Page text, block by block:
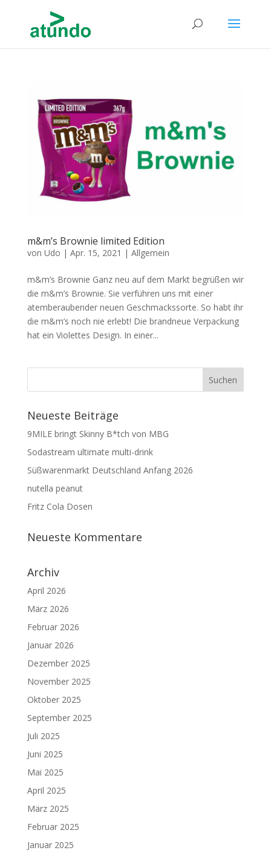
m&m’s Brownie limited Edition
von Udo | Apr. 15, 2021 | Allgemein
m&m’s Brownie Ganz neu auf dem Markt begrüßen wir
die m&m’s Brownie. Sie verführen uns mit einer
atemberaubender neuen Geschmackssorte. So habt ihr
die m&m’s noch nie erlebt! Die brandneue Verpackung
hat ein Violettes Design. In einer...
Neueste Beiträge
9MILE bringt Skinny B*tch von MBG
Sodastream ultimate multi-drink
Süßwarenmarkt Deutschland Anfang 2026
nutella peanut
Fritz Cola Dosen
Neueste Kommentare
Archiv
April 2026
März 2026
Februar 2026
Januar 2026
Dezember 2025
November 2025
Oktober 2025
September 2025
Juli 2025
Juni 2025
Mai 2025
April 2025
März 2025
Februar 2025
Januar 2025